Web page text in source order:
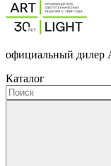
официальный дилер
Каталог